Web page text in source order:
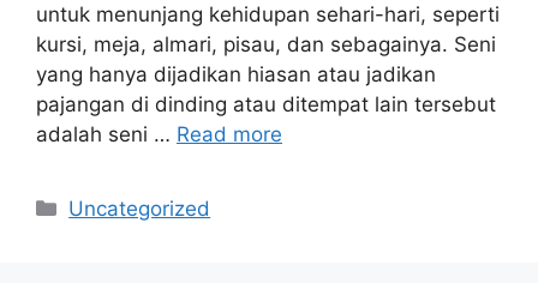
untuk menunjang kehidupan sehari-hari, seperti
kursi, meja, almari, pisau, dan sebagainya. Seni
yang hanya dijadikan hiasan atau jadikan
pajangan di dinding atau ditempat lain tersebut
adalah seni … Read more
Categories
Uncategorized